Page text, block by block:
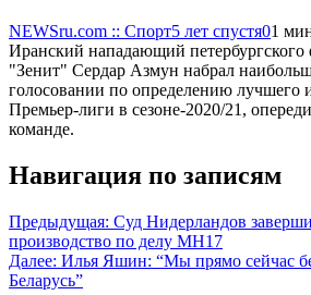
NEWSru.com :: Спорт5 лет спустя01
Иранский нападающий петербургского
"Зенит" Сердар Азмун набрал
голосовании по определению лучшего
Премьер-лиги в сезоне-2020/21,
команде.
Навигация по записям
Предыдущая: Cуд Нидерландов
производство по делу MH17
Далее: Илья Яшин: “Мы прямо сейчас
Беларусь”